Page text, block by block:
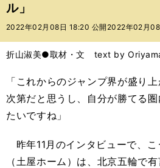
テ
ー
バ
ル」
2022年02月08日 18:20 公開 2022年02月
折山淑美●取材・文 text by
「これからのジャンプ界が盛り
次第だと思うし、自分が勝てる
たいですね」
昨年11月のインタビューで、
（土屋ホーム）は、北京五輪で